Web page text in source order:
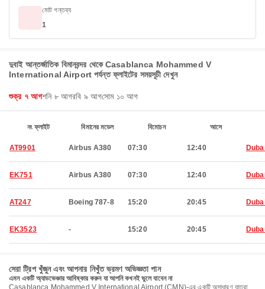
মোট গন্তব্য
1
দুবাই আন্তর্জাতিক বিমানবন্দর থেকে Casablanca Mohammed V
International Airport পর্যন্ত ফ্লাইটের সময়সূচী দেখুন
শুক্র ৭ আগশনি ৮ আগরবি ৯ আগসোম ১০ আগ
নং ফ্লাইট বিমানের মডেল বিমোচন আসে
AT9901 Airbus A380 07:30 12:40
EK751 Airbus A380 07:30 12:40
AT247 Boeing 787-8 15:20 20:45
EK3523 - 15:20 20:45
সেরা ট্রিপ খুঁজুন এবং আপনার নিখুঁত ভ্রমণ অভিজ্ঞতা পান
এমন একটি অ্যাডভেঞ্চার আবিষ্কার করুন যা আপনি কখনই ভুলে যাবেন না
Casablanca Mohammed V International Airport (CMN)-এর একটি অসাধারণ যাত্রা